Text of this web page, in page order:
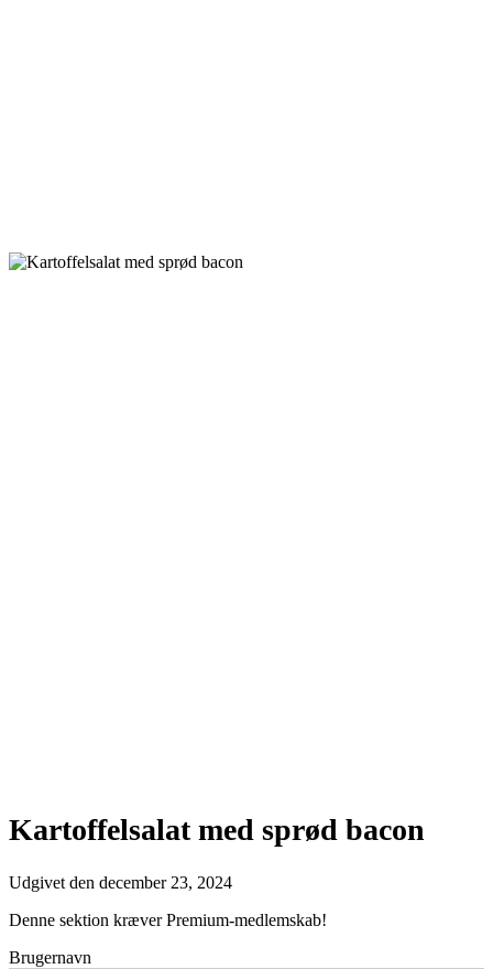
Kartoffelsalat med sprød bacon
Udgivet den december 23, 2024
Denne sektion kræver Premium-medlemskab!
Brugernavn